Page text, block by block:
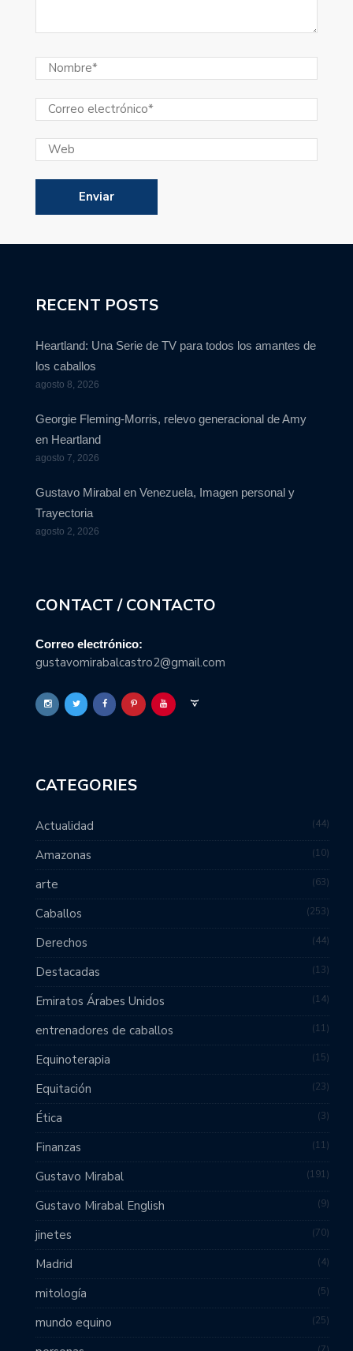
RECENT POSTS
Heartland: Una Serie de TV para todos los amantes de
los caballos
agosto 8, 2026
Georgie Fleming-Morris, relevo generacional de Amy
en Heartland
agosto 7, 2026
Gustavo Mirabal en Venezuela, Imagen personal y
Trayectoria
agosto 2, 2026
CONTACT / CONTACTO
Correo electrónico:
gustavomirabalcastro2@gmail.com
CATEGORIES
Actualidad 44
Amazonas 10
arte 63
Caballos 253
Derechos 44
Destacadas 13
Emiratos Árabes Unidos 14
entrenadores de caballos 11
Equinoterapia 15
Equitación 23
Ética 3
Finanzas 11
Gustavo Mirabal 191
Gustavo Mirabal English 9
jinetes 70
Madrid 4
mitología 5
mundo equino 25